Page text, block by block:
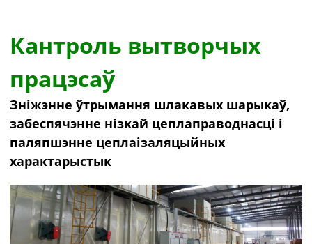
Кантроль вытворчых
працэсаў
Зніжэнне ўтрымання шлакавых шарыкаў,
забеспячэнне нізкай цеплаправоднасці і
паляпшэнне цеплаізаляцыйных
характарыстык